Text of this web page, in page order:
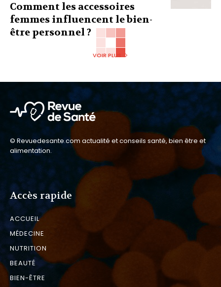
Comment les accessoires
femmes influencent le bien-
être personnel ?
VOIR PLUS
© Revuedesante.com actualité et conseils santé, bien être et
alimentation.
Accès rapide
ACCUEIL
MÉDECINE
NUTRITION
BEAUTÉ
BIEN-ÊTRE